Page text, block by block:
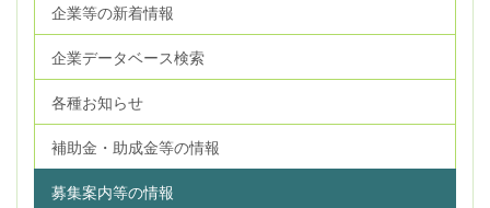
企業等の新着情報
企業データベース検索
各種お知らせ
補助金・助成金等の情報
募集案内等の情報